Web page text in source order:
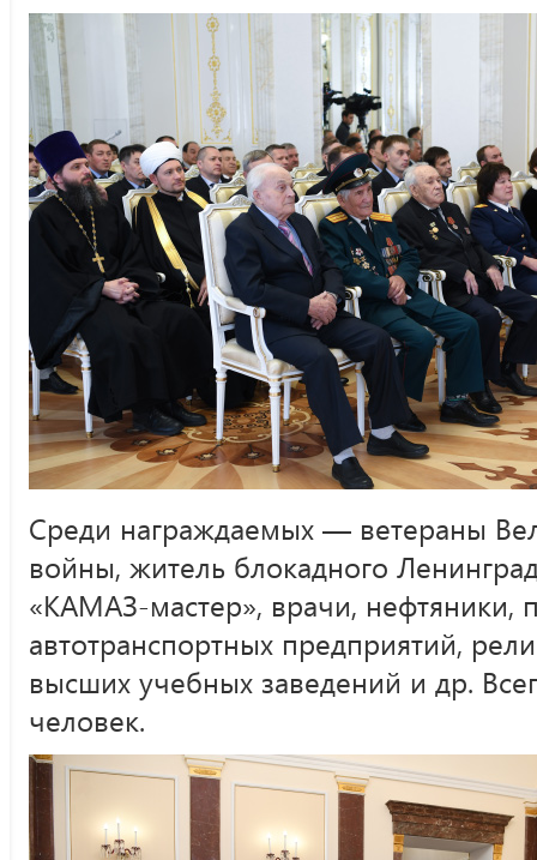
Среди награждаемых — ветераны
войны, житель блокадного
«КАМАЗ-мастер», врачи, нефтяники,
автотранспортных предприятий,
высших учебных заведений и др.
человек.